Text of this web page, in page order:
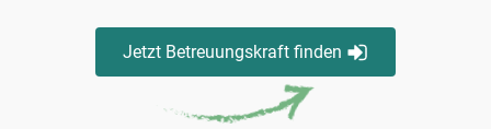
Jetzt Betreuungskraft finden